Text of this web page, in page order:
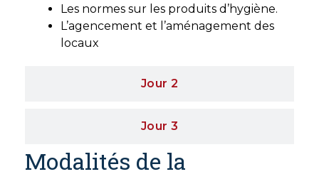
Jour 2
Jour 3
Les normes sur les produits d’hygiène.
L’agencement et l’aménagement des
locaux
Modalités de la